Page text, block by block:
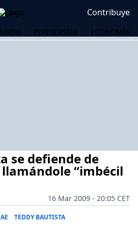
Contribuye
PERIODISMO ECONOMÍA
se defiende de
“imbécil
16 Mar 2009 - 20:05 CET
TEDDY BAUTISTA